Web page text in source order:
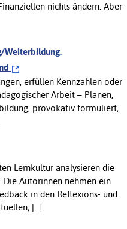
nichts ändern. Aber
Weiterbildung.
erfüllen Kennzahlen oder
Arbeit – Planen,
provokativ formuliert,
Lernkultur analysieren die
Autorinnen nehmen ein
in den Reflexions- und
[...]